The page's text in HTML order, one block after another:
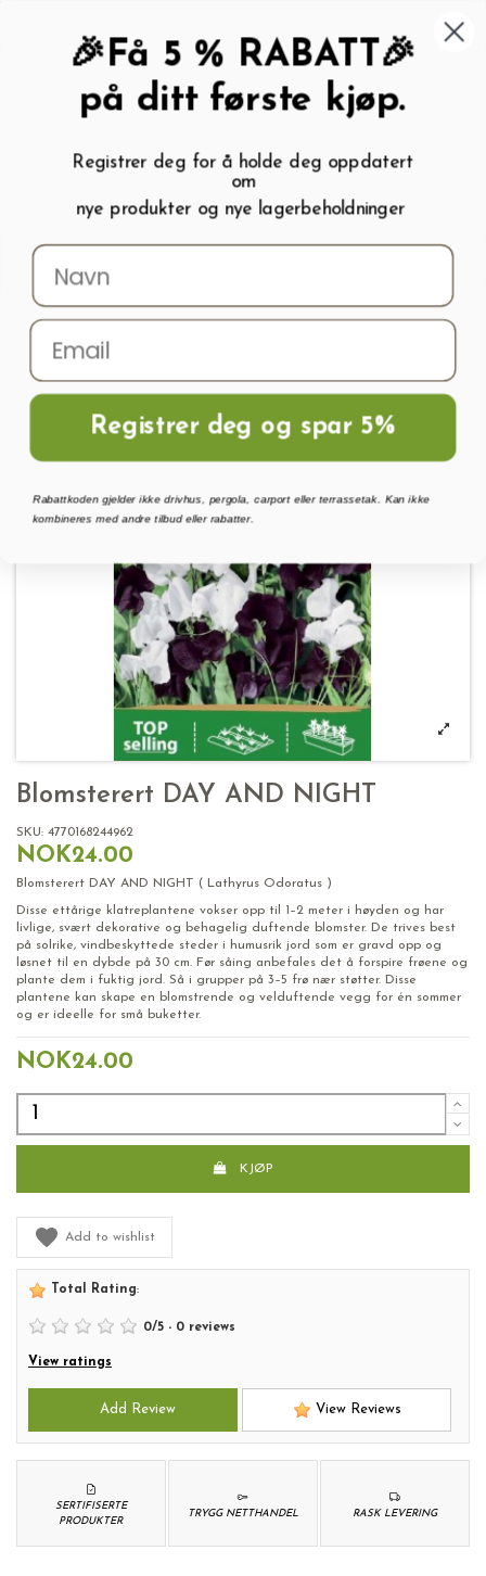
My wishlist ( 0
Menu Søk Logg inn Handlevogn
Hjem
AND NIGHT
Blomsterert DAY AND NIGHT
SKU: 4770168244962
NOK24.00
Blomsterert DAY AND NIGHT ( Lathyrus Odoratus )
Disse ettårige klatreplantene vokser opp til 1–2 meter i høyden og har
livlige, svært dekorative og behagelig duftende blomster. De trives best
på solrike, vindbeskyttede steder i humusrik jord som er gravd opp og
løsnet til en dybde på 30 cm. Før såing anbefales det å forspire frøene og
plante dem i fuktig jord. Så i grupper på 3–5 frø nær støtter. Disse
plantene kan skape en blomstrende og velduftende vegg for én sommer
og er ideelle for små buketter.
NOK24.00
KJØP
Add to wishlist
Total Rating:
0/5 - 0 reviews
View ratings
Add Review View Reviews
RASK LEVERING
TRYGG NETTHANDEL
SERTIFISERTE
PRODUKTER
🎉Få 5 % RABATT🎉
på ditt første kjøp.
Registrer deg for å holde deg oppdatert
om
nye produkter og nye lagerbeholdninger
Registrer deg og spar 5%
Rabattkoden gjelder ikke drivhus, pergola, carport eller terrassetak. Kan ikke
kombineres med andre tilbud eller rabatter.